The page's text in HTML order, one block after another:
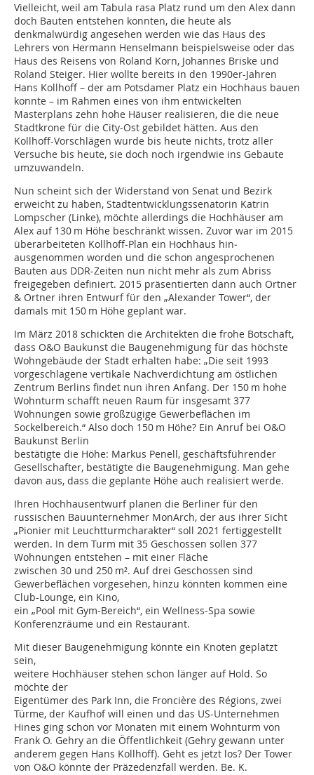
Vielleicht, weil am Tabula rasa Platz rund um den Alex dann
doch Bauten entstehen konnten, die heute als
denkmalwürdig angesehen werden wie das Haus des
Lehrers von Hermann Henselmann beispielsweise oder das
Haus des Reisens von Roland Korn, Johannes Briske und
Roland Steiger. Hier wollte bereits in den 1990er-Jahren
Hans Kollhoff – der am Potsdamer Platz ein Hochhaus bauen
konnte – im Rahmen eines von ihm entwickelten
Masterplans zehn hohe Häuser realisieren, die die neue
Stadtkrone für die City-Ost gebildet hätten. Aus den
Kollhoff-Vorschlägen wurde bis heute nichts, trotz aller
Versuche bis heute, sie doch noch irgendwie ins Gebaute
umzuwandeln.
Nun scheint sich der Widerstand von Senat und Bezirk
erweicht zu haben, Stadtentwicklungssenatorin Katrin
Lompscher (Linke), möchte allerdings die Hochhäuser am
Alex auf 130 m Höhe beschränkt wissen. Zuvor war im 2015
überarbeiteten Kollhoff-Plan ein Hochhaus hin­
ausgenommen worden und die schon angesprochenen
Bauten aus DDR-Zeiten nun nicht mehr als zum Abriss
freigegeben definiert. 2015 präsentierten dann auch Ortner
& Ortner ihren Entwurf für den „Alexander Tower“, der
damals mit 150 m Höhe geplant war.
Im März 2018 schickten die Architekten die frohe Botschaft,
dass O&O Baukunst die Baugenehmigung für das höchste
Wohngebäude der Stadt erhalten habe: „Die seit 1993
vorgeschlagene vertikale Nachverdichtung am östlichen
Zentrum Berlins findet nun ihren Anfang. Der 150 m hohe
Wohnturm schafft neuen Raum für insgesamt 377
Wohnungen sowie großzügige Gewerbeflächen im
Sockelbereich.“ Also doch 150 m Höhe? Ein Anruf bei O&O
Baukunst Berlin
bestätigte die Höhe: Markus Penell, geschäftsführender
Gesellschafter, bestätigte die Baugenehmigung. Man gehe
davon aus, dass die geplante Höhe auch realisiert werde.
Ihren Hochhausentwurf planen die Berliner für den
russischen Bauunternehmer MonArch, der aus ihrer Sicht
„Pionier mit Leuchtturmcharakter“ soll 2021 fertiggestellt
werden. In dem Turm mit 35 Geschossen sollen 377
Wohnungen entstehen – mit einer Fläche
zwischen 30 und 250 m². Auf drei Geschossen sind
Gewerbeflächen vorgesehen, hinzu könnten kommen eine
Club-Lounge, ein Kino,
ein „Pool mit Gym-Bereich“, ein Wellness-Spa sowie
Konferenzräume und ein Restaurant.
Mit dieser Baugenehmigung könnte ein Knoten geplatzt
sein,
weitere Hochhäuser stehen schon länger auf Hold. So
möchte der
Eigentümer des Park Inn, die Froncière des Régions, zwei
Türme, der Kaufhof will einen und das US-Unternehmen
Hines ging schon vor Monaten mit einem Wohnturm von
Frank O. Gehry an die Öffentlichkeit (Gehry gewann unter
anderem gegen Hans Kollhoff). Geht es jetzt los? Der Tower
von O&O könnte der Präzedenzfall werden. Be. K.